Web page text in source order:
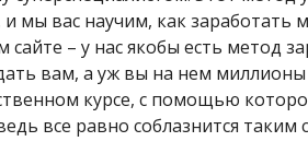
и мы вас научим, как заработать
сайте – у нас якобы есть метод
вам, а уж вы на нем
курсе, с помощью
все равно соблазнится